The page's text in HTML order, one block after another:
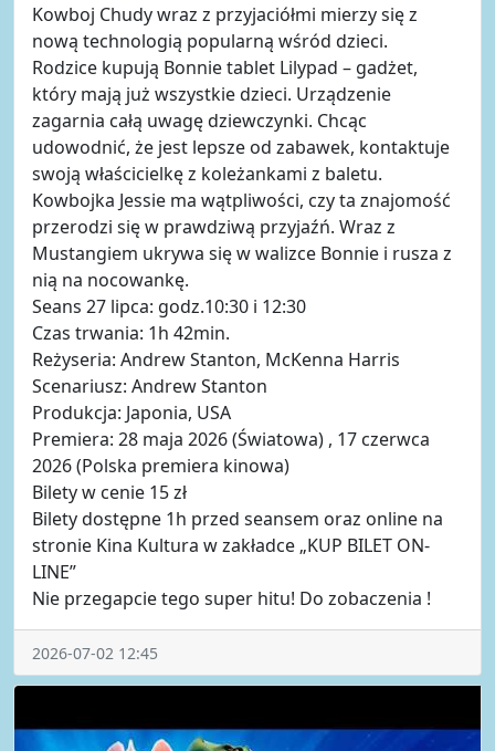
Kowboj Chudy wraz z przyjaciółmi mierzy się z
nową technologią popularną wśród dzieci.
Rodzice kupują Bonnie tablet Lilypad – gadżet,
który mają już wszystkie dzieci. Urządzenie
zagarnia całą uwagę dziewczynki. Chcąc
udowodnić, że jest lepsze od zabawek, kontaktuje
swoją właścicielkę z koleżankami z baletu.
Kowbojka Jessie ma wątpliwości, czy ta znajomość
przerodzi się w prawdziwą przyjaźń. Wraz z
Mustangiem ukrywa się w walizce Bonnie i rusza z
nią na nocowankę.
Seans 27 lipca: godz.10:30 i 12:30
Czas trwania: 1h 42min.
Reżyseria: Andrew Stanton, McKenna Harris
Scenariusz: Andrew Stanton
Produkcja: Japonia, USA
Premiera: 28 maja 2026 (Światowa) , 17 czerwca
2026 (Polska premiera kinowa)
Bilety w cenie 15 zł
Bilety dostępne 1h przed seansem oraz online na
stronie Kina Kultura w zakładce „KUP BILET ON-
LINE”
Nie przegapcie tego super hitu! Do zobaczenia !
2026-07-02 12:45